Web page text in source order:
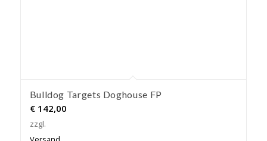
Bulldog Targets Doghouse FP
€142,00
zzgl.